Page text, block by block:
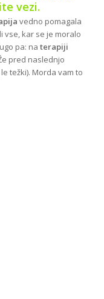
vezi.
vedno pomagala
vse, kar se je moralo
pa: na terapiji
pred naslednjo
težki). Morda vam to